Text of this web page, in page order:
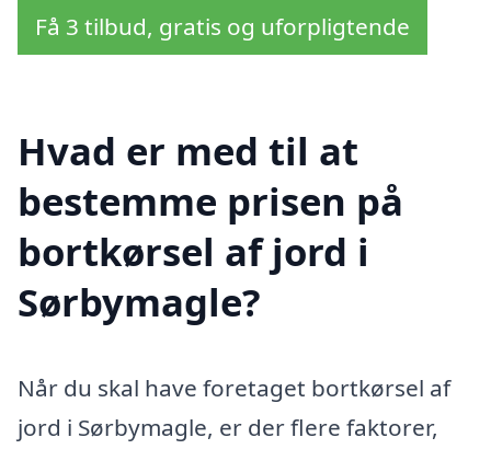
Få 3 tilbud, gratis og uforpligtende
Hvad er med til at
bestemme prisen på
bortkørsel af jord i
Sørbymagle?
Når du skal have foretaget bortkørsel af
jord i Sørbymagle, er der flere faktorer,